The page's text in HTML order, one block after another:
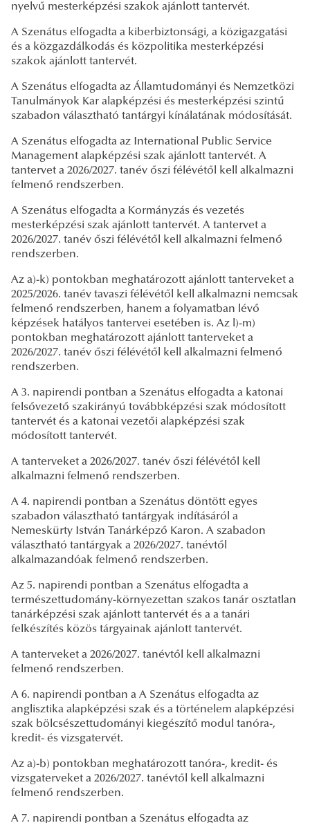
nyelvű mesterképzési szakok ajánlott tantervét.
A Szenátus elfogadta a kiberbiztonsági, a közigazgatási
és a közgazdálkodás és közpolitika mesterképzési
szakok ajánlott tantervét.
A Szenátus elfogadta az Államtudományi és Nemzetközi
Tanulmányok Kar alapképzési és mesterképzési szintű
szabadon választható tantárgyi kínálatának módosítását.
A Szenátus elfogadta az International Public Service
Management alapképzési szak ajánlott tantervét. A
tantervet a 2026/2027. tanév őszi félévétől kell alkalmazni
felmenő rendszerben.
A Szenátus elfogadta a Kormányzás és vezetés
mesterképzési szak ajánlott tantervét. A tantervet a
2026/2027. tanév őszi félévétől kell alkalmazni felmenő
rendszerben.
Az a)-k) pontokban meghatározott ajánlott tanterveket a
2025/2026. tanév tavaszi félévétől kell alkalmazni nemcsak
felmenő rendszerben, hanem a folyamatban lévő
képzések hatályos tantervei esetében is. Az l)-m)
pontokban meghatározott ajánlott tanterveket a
2026/2027. tanév őszi félévétől kell alkalmazni felmenő
rendszerben.
A 3. napirendi pontban a Szenátus elfogadta a katonai
felsővezető szakirányú továbbképzési szak módosított
tantervét és a katonai vezetői alapképzési szak
módosított tantervét.
A tanterveket a 2026/2027. tanév őszi félévétől kell
alkalmazni felmenő rendszerben.
A 4. napirendi pontban a Szenátus döntött egyes
szabadon választható tantárgyak indításáról a
Nemeskürty István Tanárképző Karon. A szabadon
választható tantárgyak a 2026/2027. tanévtől
alkalmazandóak felmenő rendszerben.
Az 5. napirendi pontban a Szenátus elfogadta a
természettudomány-környezettan szakos tanár osztatlan
tanárképzési szak ajánlott tantervét és a a tanári
felkészítés közös tárgyainak ajánlott tantervét.
A tanterveket a 2026/2027. tanévtől kell alkalmazni
felmenő rendszerben.
A 6. napirendi pontban a A Szenátus elfogadta az
anglisztika alapképzési szak és a történelem alapképzési
szak bölcsészettudományi kiegészítő modul tanóra-,
kredit- és vizsgatervét.
Az a)-b) pontokban meghatározott tanóra-, kredit- és
vizsgaterveket a 2026/2027. tanévtől kell alkalmazni
felmenő rendszerben.
A 7. napirendi pontban a Szenátus elfogadta az